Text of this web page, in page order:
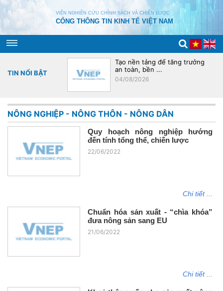
VIỆN NGHIÊN CỨU CHÍNH SÁCH VÀ CHIẾN LƯỢC
CỔNG THÔNG TIN KINH TẾ VIỆT NAM
TIN NỔI BẬT
Tạo nền tảng để tăng trưởng
an toàn, bền ...
04/08/2026
NÔNG NGHIỆP - NÔNG THÔN - NÔNG DÂN
Quy hoạch nông nghiệp hướng
đến tính tổng thể, chiến lược
22/06/2022
Chi tiết ...
Chuẩn hóa sản xuất - “chìa khóa”
đưa nông sản sang EU
21/06/2022
Chi tiết ...